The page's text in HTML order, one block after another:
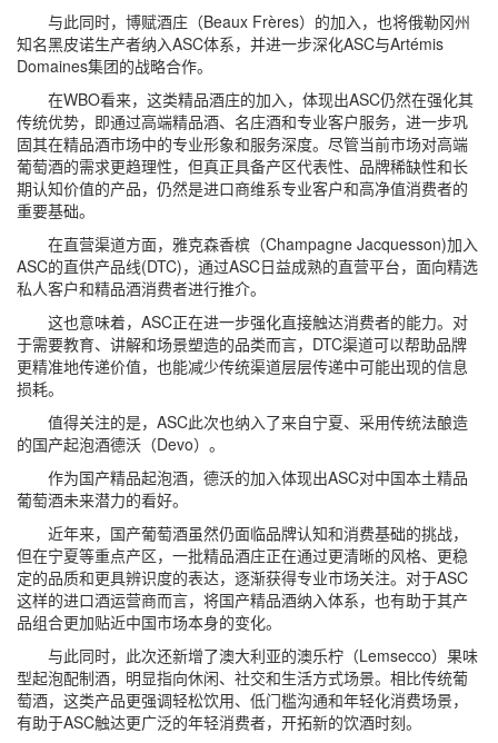
与此同时，博赋酒庄（Beaux Frères）的加入，也将俄勒冈州
知名黑皮诺生产者纳入ASC体系，并进一步深化ASC与Artémis
Domaines集团的战略合作。
在WBO看来，这类精品酒庄的加入，体现出ASC仍然在强化其
传统优势，即通过高端精品酒、名庄酒和专业客户服务，进一步巩
固其在精品酒市场中的专业形象和服务深度。尽管当前市场对高端
葡萄酒的需求更趋理性，但真正具备产区代表性、品牌稀缺性和长
期认知价值的产品，仍然是进口商维系专业客户和高净值消费者的
重要基础。
在直营渠道方面，雅克森香槟（Champagne Jacquesson)加入
ASC的直供产品线(DTC)，通过ASC日益成熟的直营平台，面向精选
私人客户和精品酒消费者进行推介。
这也意味着，ASC正在进一步强化直接触达消费者的能力。对
于需要教育、讲解和场景塑造的品类而言，DTC渠道可以帮助品牌
更精准地传递价值，也能减少传统渠道层层传递中可能出现的信息
损耗。
值得关注的是，ASC此次也纳入了来自宁夏、采用传统法酿造
的国产起泡酒德沃（Devo）。
作为国产精品起泡酒，德沃的加入体现出ASC对中国本土精品
葡萄酒未来潜力的看好。
近年来，国产葡萄酒虽然仍面临品牌认知和消费基础的挑战，
但在宁夏等重点产区，一批精品酒庄正在通过更清晰的风格、更稳
定的品质和更具辨识度的表达，逐渐获得专业市场关注。对于ASC
这样的进口酒运营商而言，将国产精品酒纳入体系，也有助于其产
品组合更加贴近中国市场本身的变化。
与此同时，此次还新增了澳大利亚的澳乐柠（Lemsecco）果味
型起泡配制酒，明显指向休闲、社交和生活方式场景。相比传统葡
萄酒，这类产品更强调轻松饮用、低门槛沟通和年轻化消费场景，
有助于ASC触达更广泛的年轻消费者，开拓新的饮酒时刻。